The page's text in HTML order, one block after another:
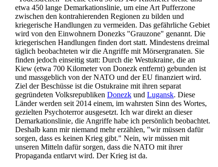
etwa 450 lange Demarkationslinie, um eine Art Pufferzone
zwischen den kontrahierenden Regionen zu bilden und
kriegerische Handlungen zu vermeiden. Das gefährliche Gebiet
wird von den Einwohnern Donezks "Grauzone" genannt. Die
kriegerischen Handlungen finden dort statt. Mindestens dreimal
täglich beobachteten wir die Angriffe mit Mörsergranaten. Sie
finden jedoch einseitig statt: Durch die Westukraine, die an
Kiew (etwa 700 Kilometer von Donezk entfernt) gebunden ist
und massgeblich von der NATO und der EU finanziert wird.
Ziel der Beschüsse ist die Ostukraine mit ihren separat
gegründeten Volksrepubliken Donezk und Lugansk. Diese
Länder werden seit 2014 einem, im wahrsten Sinn des Wortes,
gezielten Psychoterror ausgesetzt. Ich war direkt an dieser
Demarkationslinie, die Angriffe habe ich persönlich beobachtet.
Deshalb kann mir niemand mehr erzählen, "wir müssen dafür
sorgen, dass es keinen Krieg gibt." Nein, wir müssen mit
unseren Mitteln dafür sorgen, dass die NATO mit ihrer
Propaganda entlarvt wird. Der Krieg ist da.